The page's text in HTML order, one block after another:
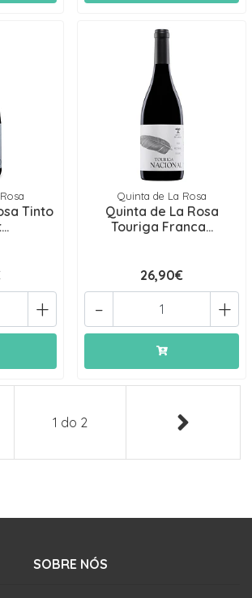
Tinto
+
Quinta de La Rosa
Quinta de La Rosa
Touriga Franca...
26,90€
+
-
1 do 2
SOBRE NÓS